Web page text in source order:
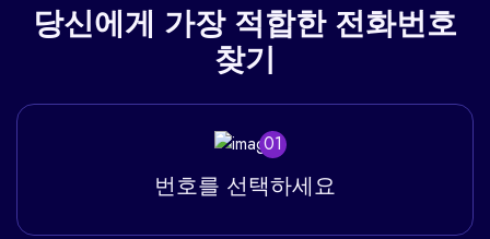
당신에게 가장 적합한 전화번호
찾기
01
번호를 선택하세요